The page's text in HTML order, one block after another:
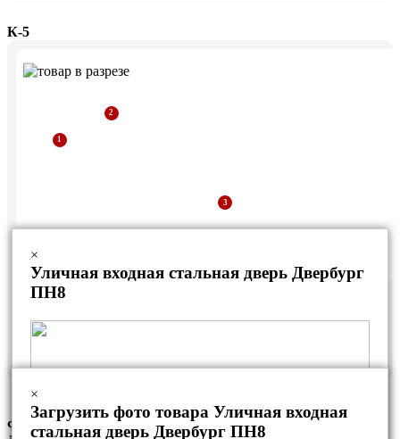
К-5
Рама из профильной трубы
Фурнитура данной модели
×
Уличная входная стальная дверь Двербург
ПН8
×
Загрузить фото товара Уличная входная
стальная дверь Двербург ПН8